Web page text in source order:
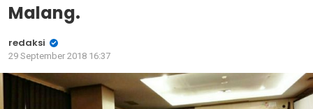
Malang.
redaksi
29 September 2018 16:37